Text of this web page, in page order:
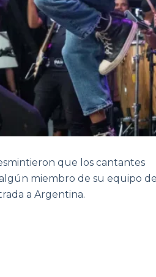
que los cantantes
miembro de su equipo de
a Argentina.